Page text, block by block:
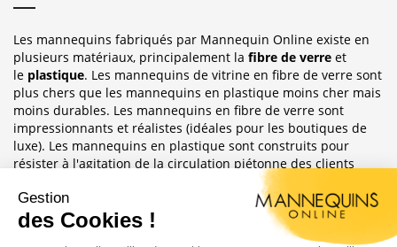
Les mannequins fabriqués par Mannequin Online existe en
plusieurs matériaux, principalement la fibre de verre et
le plastique. Les mannequins de vitrine en fibre de verre sont
plus chers que les mannequins en plastique moins cher mais
moins durables. Les mannequins en fibre de verre sont
impressionnants et réalistes (idéales pour les boutiques de
luxe). Les mannequins en plastique sont construits pour
résister à l'agitation de la circulation piétonne des clients
habituellement observée dans le magasin où ils sont placés.
Sublimez Vos Boutiques, Vitrines Et